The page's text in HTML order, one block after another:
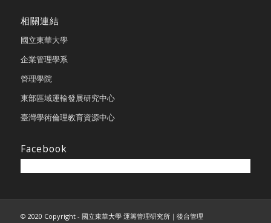
相關連結
國立東華大學
企業管理學系
管理學院
東部區域運輸發展研究中心
臺灣學術倫理教育資源中心
Facebook
© 2020 Copyright - 國立東華大學 運籌管理研究所｜ 後台管理